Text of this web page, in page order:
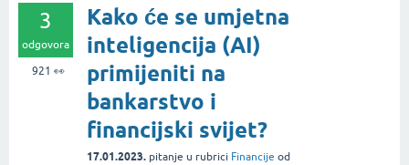
3
odgovora
921 👀
Kako će se umjetna
inteligencija (AI)
primijeniti na
bankarstvo i
financijski svijet?
17.01.2023. pitanje u rubrici Financije od